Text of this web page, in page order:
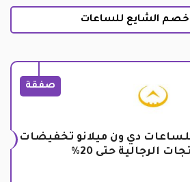
خصم الشايع للساعات
صفقة
دي ون ميلانو تخفيضات
الرجالية حتى 20%